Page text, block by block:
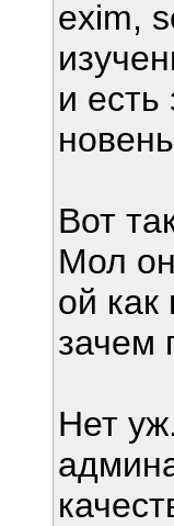
exim,
и
Вот
Мол
ой как
зачем
Нет